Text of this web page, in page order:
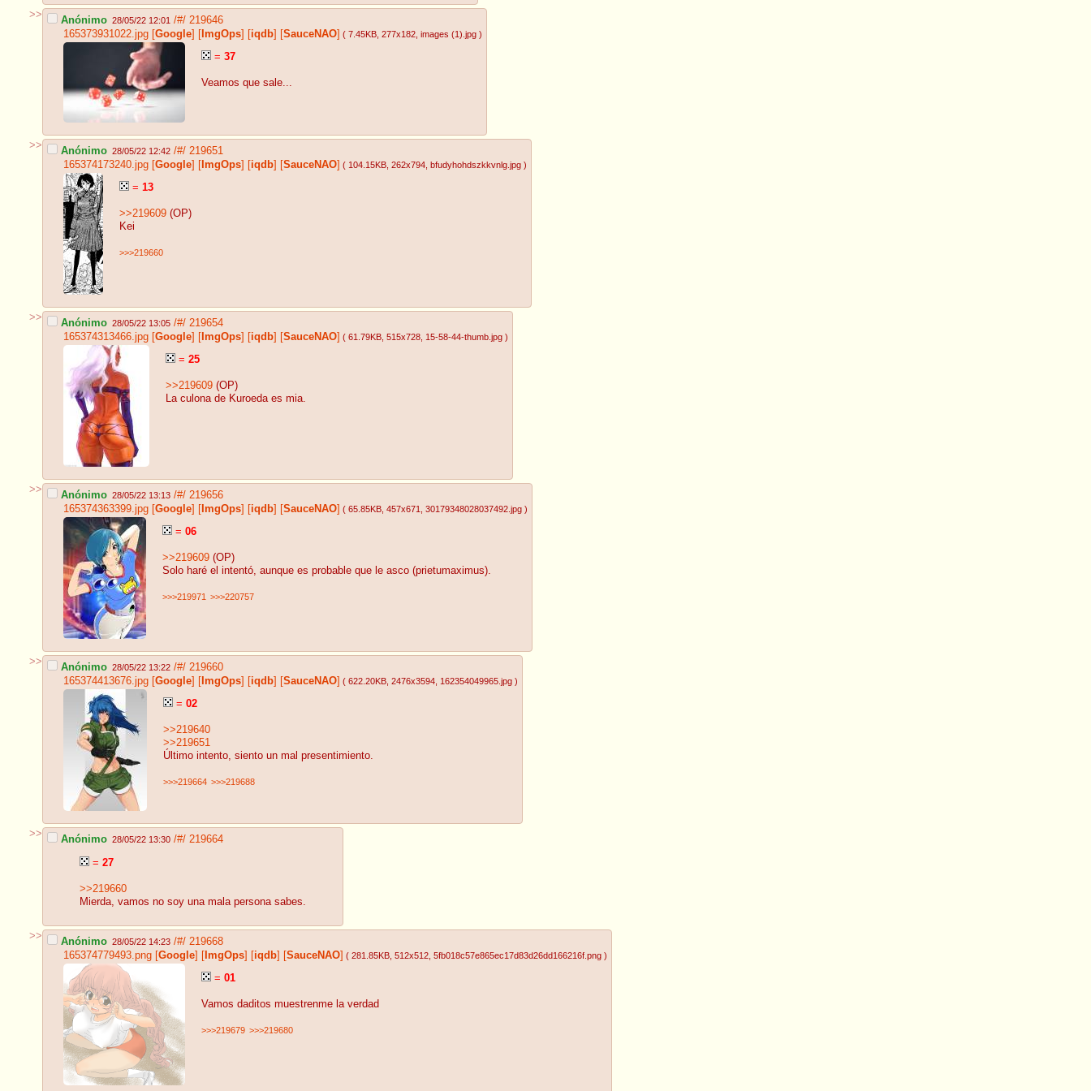
>> Anónimo 28/05/22 12:01 /#/ 219646
165373931022.jpg [Google] [ ImgOps] [iqdb] [SauceNAO] ( 7.45KB , 277x182 , images (1).jpg )
= 37
Veamos que sale...
>> Anónimo 28/05/22 12:42 /#/ 219651
165374173240.jpg [Google] [ ImgOps] [iqdb] [SauceNAO] ( 104.15KB , 262x794 , bfudyhohdszkkvnlg.jpg )
= 13
>>219609 (OP)
Kei
>>>219660
>> Anónimo 28/05/22 13:05 /#/ 219654
165374313466.jpg [Google] [ ImgOps] [iqdb] [SauceNAO] ( 61.79KB , 515x728 , 15-58-44-thumb.jpg )
= 25
>>219609 (OP)
La culona de Kuroeda es mia.
>> Anónimo 28/05/22 13:13 /#/ 219656
165374363399.jpg [Google] [ ImgOps] [iqdb] [SauceNAO] ( 65.85KB , 457x671 , 30179348028037492.jpg )
= 06
>>219609 (OP)
Solo haré el intentó, aunque es probable que le asco (prietumaximus).
>>>219971 >>>220757
>> Anónimo 28/05/22 13:22 /#/ 219660
165374413676.jpg [Google] [ ImgOps] [iqdb] [SauceNAO] ( 622.20KB , 2476x3594 , 162354049965.jpg )
= 02
>>219640
>>219651
Último intento, siento un mal presentimiento.
>>>219664 >>>219688
>> Anónimo 28/05/22 13:30 /#/ 219664
= 27
>>219660
Mierda, vamos no soy una mala persona sabes.
>> Anónimo 28/05/22 14:23 /#/ 219668
165374779493.png [Google] [ ImgOps] [iqdb] [SauceNAO] ( 281.85KB , 512x512 , 5fb018c57e865ec17d83d26dd166216f.png )
= 01
Vamos daditos muestrenme la verdad
>>>219679 >>>219680